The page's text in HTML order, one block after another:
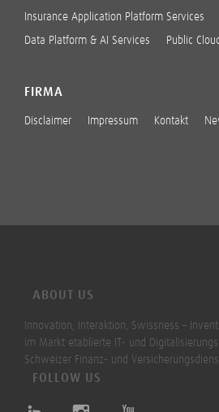
Insurance Application Platform Services
Data Platform & AI Services Public
FIRMA
Disclaimer Impressum Kontakt
ABOUT US
Innovation, Interaktion, Swissness –
im Markt etablierte IT- und
Schweizer Finanz- und
FOLLOW US